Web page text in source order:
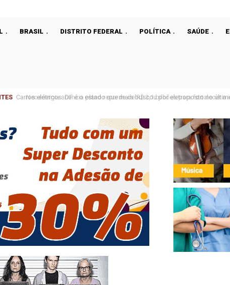
BRASIL DISTRITO FEDERAL POLÍTICA SAÚDE
Neoenergia anuncia plano recorde de R$ 3,1 bilhões para fortalecer a